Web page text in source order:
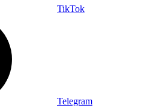
TikTok
Telegram